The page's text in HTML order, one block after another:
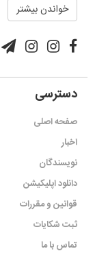
خواندن بیشتر
دسترسی
صفحه اصلی
اخبار
نویسندگان
دانلود اپلیکیشن
قوانین و مقررات
ثبت شکایات
تماس با ما